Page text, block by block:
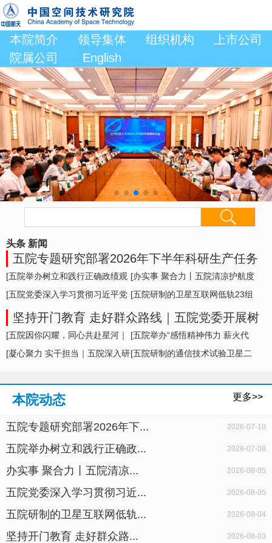
本院简介 领导集体 组织机构
上市公司
院属公司
English
头条 新闻
五院专题研究部署2026年下半年科研生产任务
形势及举措
[五院举办树立和践行正确政绩观
学习教育专题... ]
[办实事 聚合力丨五院清凉护航度
盛夏，暖心... ]
[五院党委深入学习贯彻习近平党
建思想，专题... ]
[五院研制的卫星互联网低轨23组
卫星成功发... ]
坚持开门教育 走好群众路线｜五院党委开展树
立和践行正确政绩观学习教育面对面座谈
[五院因你闪耀，同心共赴星河｜
五院举办20... ]
[五院举办“感悟精神伟力 薪火代
代相传”暨... ]
[凝心聚力 实干担当｜五院深入研[五院研制的通信技术试验卫星二
本院动态 更多>>
五院专题研究部署2026年下... 2026-07-10
五院举办树立和践行正确政... 2026-07-08
办实事 聚合力丨五院清凉... 2026-08-05
五院党委深入学习贯彻习近... 2026-08-05
五院研制的卫星互联网低轨... 2026-08-04
坚持开门教育 走好群众路... 2026-08-03